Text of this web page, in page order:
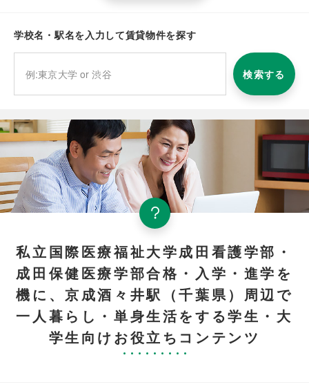
学校名・駅名を入力して賃貸物件を探す
検索する
私立国際医療福祉大学成田看護学部・
成田保健医療学部合格・入学・進学を
機に、京成酒々井駅（千葉県）周辺で
一人暮らし・単身生活をする学生・大
学生向けお役立ちコンテンツ